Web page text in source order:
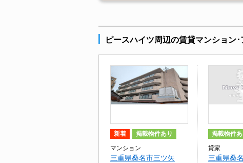
ピースハイツ周辺の賃貸マンション
新着 掲載物件あり
マンション
三重県桑名市三ツ矢
掲載物件あ
貸家
三重県桑